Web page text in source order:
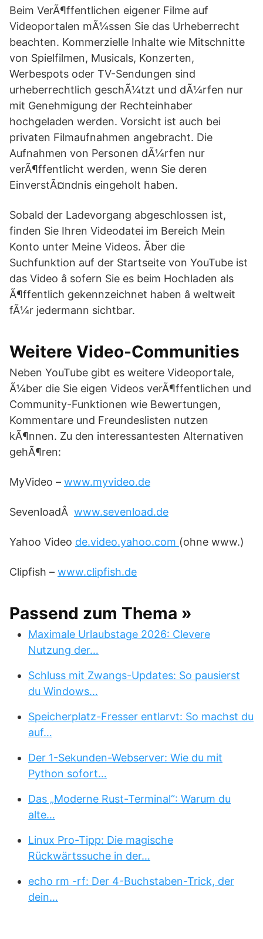
Beim VerÃ¶ffentlichen eigener Filme auf
Videoportalen mÃ¼ssen Sie das Urheberrecht
beachten. Kommerzielle Inhalte wie Mitschnitte
von Spielfilmen, Musicals, Konzerten,
Werbespots oder TV-Sendungen sind
urheberrechtlich geschÃ¼tzt und dÃ¼rfen nur
mit Genehmigung der Rechteinhaber
hochgeladen werden. Vorsicht ist auch bei
privaten Filmaufnahmen angebracht. Die
Aufnahmen von Personen dÃ¼rfen nur
verÃ¶ffentlicht werden, wenn Sie deren
EinverstÃ¤ndnis eingeholt haben.
Sobald der Ladevorgang abgeschlossen ist,
finden Sie Ihren Videodatei im Bereich Mein
Konto unter Meine Videos. Ãber die
Suchfunktion auf der Startseite von YouTube ist
das Video â sofern Sie es beim Hochladen als
Ã¶ffentlich gekennzeichnet haben â weltweit
fÃ¼r jedermann sichtbar.
Weitere Video-Communities
Neben YouTube gibt es weitere Videoportale,
Ã¼ber die Sie eigen Videos verÃ¶ffentlichen und
Community-Funktionen wie Bewertungen,
Kommentare und Freundeslisten nutzen
kÃ¶nnen. Zu den interessantesten Alternativen
gehÃ¶ren:
MyVideo – www.myvideo.de
SevenloadÂ www.sevenload.de
Yahoo Video de.video.yahoo.com (ohne www.)
Clipfish – www.clipfish.de
Passend zum Thema »
Maximale Urlaubstage 2026: Clevere
Nutzung der…
Schluss mit Zwangs-Updates: So pausierst
du Windows…
Speicherplatz-Fresser entlarvt: So machst du
auf…
Der 1-Sekunden-Webserver: Wie du mit
Python sofort…
Das „Moderne Rust-Terminal“: Warum du
alte…
Linux Pro-Tipp: Die magische
Rückwärtssuche in der…
echo rm -rf: Der 4-Buchstaben-Trick, der
dein…